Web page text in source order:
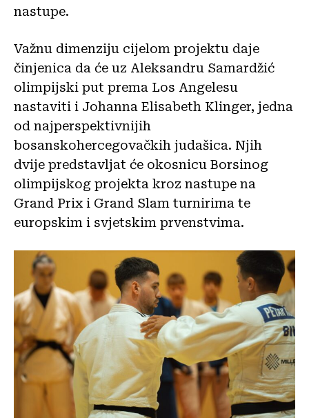
nastupe.
Važnu dimenziju cijelom projektu daje
činjenica da će uz Aleksandru Samardžić
olimpijski put prema Los Angelesu
nastaviti i Johanna Elisabeth Klinger, jedna
od najperspektivnijih
bosanskohercegovačkih judašica. Njih
dvije predstavljat će okosnicu Borsinog
olimpijskog projekta kroz nastupe na
Grand Prix i Grand Slam turnirima te
europskim i svjetskim prvenstvima.